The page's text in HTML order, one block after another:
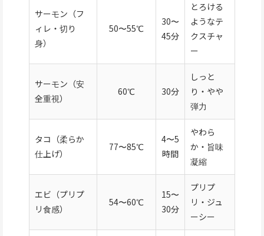
サーモン（フ
ィレ・切り
身）
50〜55℃
30〜
45分
とろける
ようなテ
クスチャ
ー
サーモン（安
全重視）
60℃ 30分
しっと
り・やや
弾力
タコ（柔らか
仕上げ）
77〜85℃
4〜5
時間
やわら
か・旨味
凝縮
エビ（プリプ
リ食感）
54〜60℃
15〜
30分
プリプ
リ・ジュ
ーシー